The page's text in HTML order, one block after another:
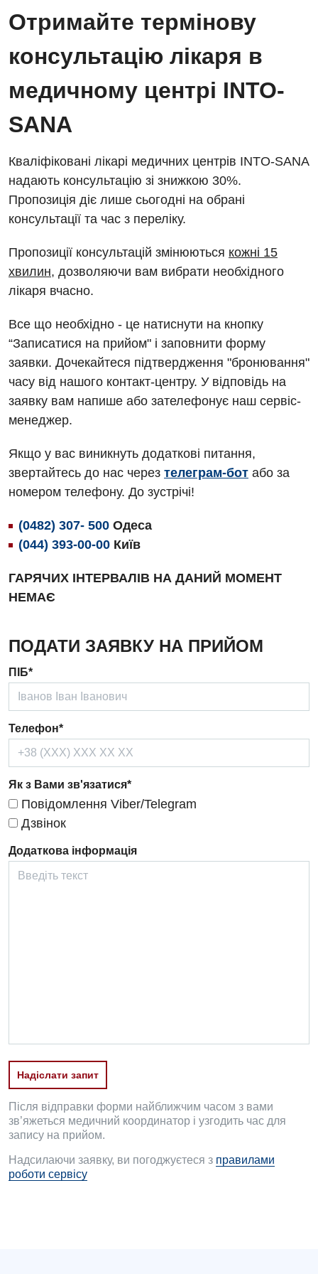
Безкоштовні операції
Енциклопедія
Діагностичне відділення
Ендоскопічне відділення
Комп’ютерна томографія
Нейросонографія
Рентгенографія
УЗД
Для дорослих
Акушерство і гінекологія
Алергологія, імунологія
Андрологія
Безоплатні послуги
Вакцинація
Відділення кардіосудинної патології та неврології
Відділення невідкладних станів
Гастроентерологія
Гінекологічне відділення
Денний стаціонар
Кардіологія
Мамологія
Неврологія
Нейрохірургія
Онкологічне відділлення
Терапевтичне відділення
Терапія
Травматологічне відділення
Урологічне відділення
Відділ госпіталізації
Відділення невідкладних станів
Відділення інтенсивної терапії
Гінекологічне відділення
Денний стаціонар
Діагностичне відділення
Ендоскопічне відділення
Офтальмологічне відділення
Педіатричне відділення
Терапевтичне відділення
Травматологічне відділення
Урологічне відділення
Хірургічне відділення
Декларування
Лікування гострого інфаркту
Національний скринінг здоров’я 40+
Російська
Отримайте термінову
консультацію лікаря в
медичному центрі INTO-
SANA
Кваліфіковані лікарі медичних центрів INTO-SANA
надають консультацію зі знижкою 30%.
Пропозиція діє лише сьогодні на обрані
консультації та час з переліку.
Пропозиції консультацій змінюються кожні 15
хвилин, дозволяючи вам вибрати необхідного
лікаря вчасно.
Все що необхідно - це натиснути на кнопку
“Записатися на прийом" і заповнити форму
заявки. Дочекайтеся підтвердження "бронювання"
часу від нашого контакт-центру. У відповідь на
заявку вам напише або зателефонує наш сервіс-
менеджер.
Якщо у вас виникнуть додаткові питання,
звертайтесь до нас через телеграм-бот або за
номером телефону. До зустрічі!
(0482) 307- 500 Одеса
(044) 393-00-00 Київ
ГАРЯЧИХ ІНТЕРВАЛІВ НА ДАНИЙ МОМЕНТ
НЕМАЄ
ПОДАТИ ЗАЯВКУ НА ПРИЙОМ
ПІБ*
Телефон*
Як з Вами зв'язатися*
Повідомлення Viber/Telegram
Дзвінок
Додаткова інформація
Надіслати запит
Після відправки форми найближчим часом з вами
зв’яжеться медичний координатор і узгодить час для
запису на прийом.
Надсилаючи заявку, ви погоджуєтеся з правилами
роботи сервісу